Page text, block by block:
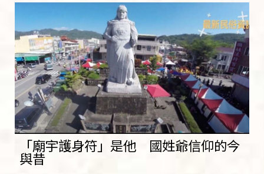
「廟宇護身符」是他 國姓爺信仰的今
與昔